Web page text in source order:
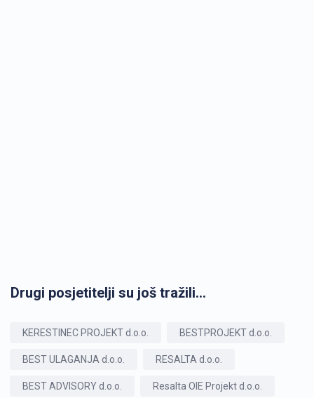
Drugi posjetitelji su još tražili...
KERESTINEC PROJEKT d.o.o. BESTPROJEKT d.o.o.
BEST ULAGANJA d.o.o. RESALTA d.o.o.
BEST ADVISORY d.o.o. Resalta OIE Projekt d.o.o.